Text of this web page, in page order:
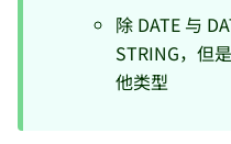
除 DATE 与
STRING，但
他类型